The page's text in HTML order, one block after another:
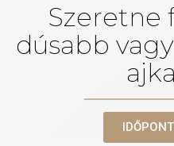
Szeretne
dúsabb